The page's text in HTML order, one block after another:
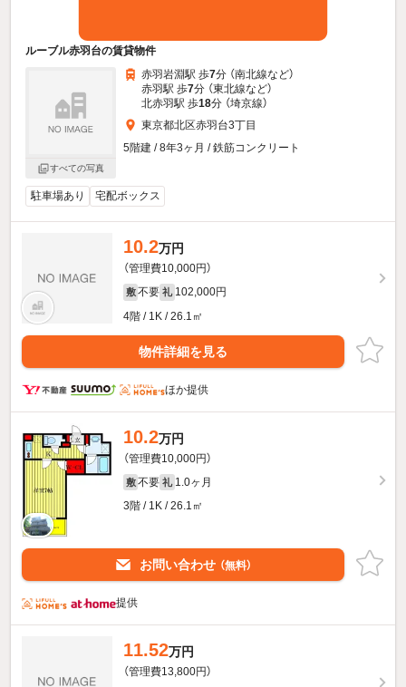
ルーブル赤羽台の賃貸物件
すべての写真
赤羽岩淵駅 歩7分 （南北線など）
赤羽駅 歩7分 （東北線など）
北赤羽駅 歩18分 （埼京線）
東京都北区赤羽台3丁目
5階建 / 8年3ヶ月 / 鉄筋コンクリート
駐車場あり 宅配ボックス
10.2万円
（管理費10,000円）
敷 不要 礼 102,000円
4階 / 1K / 26.1㎡
物件詳細を見る
ほか提供
10.2万円
（管理費10,000円）
敷 不要 礼 1.0ヶ月
3階 / 1K / 26.1㎡
お問い合わせ （無料）
提供
11.52万円
（管理費13,800円）